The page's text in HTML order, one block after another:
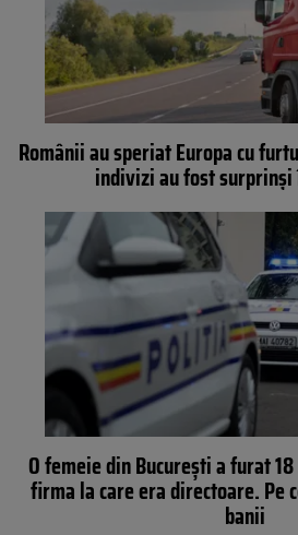
Românii au speriat Europa cu
indivizi au fost surprinși
O femeie din București a furat
firma la care era directoare. Pe
banii